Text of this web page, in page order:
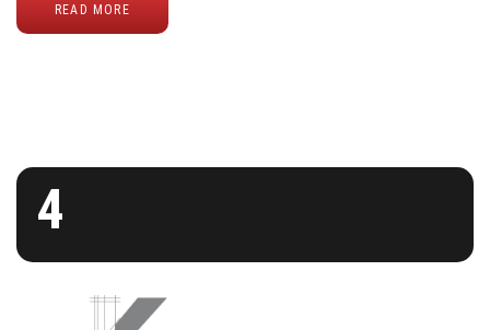
READ MORE
4